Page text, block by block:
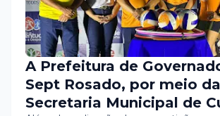
A Prefeitura de
Sept Rosado, por meio da
Secretaria Municipal de